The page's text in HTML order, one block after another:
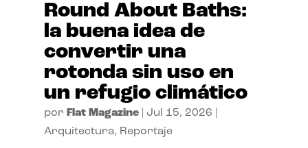
Round About Baths:
la buena idea de
convertir una
rotonda sin uso en
un refugio climático
por Flat Magazine| Jul 15, 2026
Arquitectura, Reportaje